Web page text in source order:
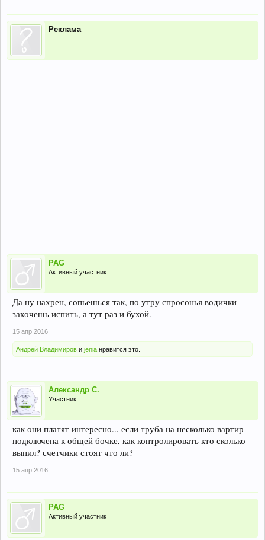
Реклама
PAG
Активный участник
Да ну нахрен, сопьешься так, по утру спросонья водички
захочешь испить, а тут раз и бухой.
15 апр 2016
Андрей Владимиров и jenia нравится это.
Александр С.
Участник
как они платят интересно... если труба на несколько вартир
подключена к общей бочке, как контролировать кто сколько
выпил? счетчики стоят что ли?
15 апр 2016
PAG
Активный участник